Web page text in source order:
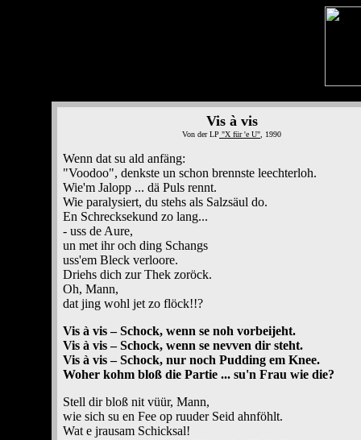
Vis à vis
Von der LP "X für 'e U" , 1990
Wenn dat su ald anfäng:
"Voodoo", denkste un schon brennste leechterloh.
Wie'm Jalopp ... dä Puls rennt.
Wie paralysiert, du stehs als Salzsäul do.
En Schrecksekund zo lang...
- uss de Aure,
un met ihr och ding Schangs
uss'em Bleck verloore.
Driehs dich zur Thek zoröck.
Oh, Mann,
dat jing wohl jet zo flöck!!?
Vis à vis – Schock, wenn se noh vorbeijeht.
Vis à vis – Schock, wenn se nevven dir steht.
Vis à vis – Schock, nur noch Pudding em Knee.
Woher kohm bloß die Partie ... su'n Frau wie die?
Stell dir bloß nit vüür, Mann,
wie sich su en Fee op ruuder Seid ahnföhlt.
Wat e jrausam Schicksal!